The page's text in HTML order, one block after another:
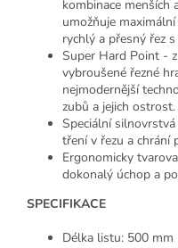
kombinace menších
umožňuje
rychlý a přesný řez
Super Hard Point -
vybroušené řezné
nejmodernější
zubů a jejich ostrost.
Speciální
tření v řezu a chrání
Ergonomicky
dokonalý úchop a
SPECIFIKACE
Délka listu: 500 mm